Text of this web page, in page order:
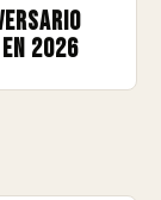
2026